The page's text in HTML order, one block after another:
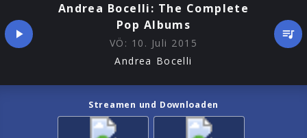
Andrea Bocelli: The Complete
Pop Albums
VÖ: 10. Juli 2015
Andrea Bocelli
Streamen und Downloaden